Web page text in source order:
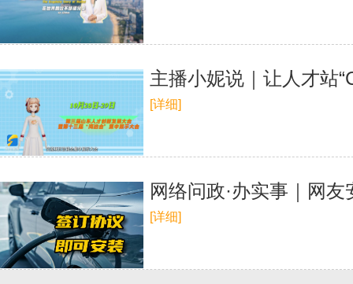
主播小妮说｜让人才站
[详细]
网络问政·办实事｜网
[详细]